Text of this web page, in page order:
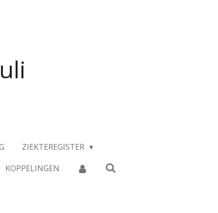
ZIEKTEREGISTER
KOPPELINGEN